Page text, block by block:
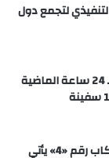
لتجمع دول
ميناء_دمياط استقبل خلال الـ 24 ساعة الماضية
وزير الطيران: مشروع مبني الركاب رقم «4» يأتي